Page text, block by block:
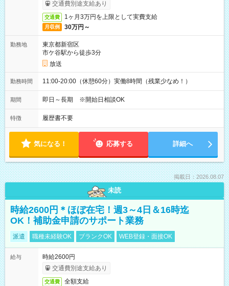
交通費別途支給あり
交通費 1ヶ月3万円を上限として実費支給
月収例 30万円～
勤務地
東京都新宿区
市ケ谷駅から徒歩3分
放送
勤務時間 11:00-20:00（休憩60分）実働8時間（残業少なめ！）
期間 即日～長期 ※開始日相談OK
特徴 履歴書不要
気になる！ 応募する 詳細へ
掲載日：2026.08.07
未読
時給2600円＊ほぼ在宅！週3～4日＆16時迄
OK！補助金申請のサポート業務
派遣 職種未経験OK ブランクOK WEB登録・面接OK
給与
時給2600円
交通費別途支給あり
交通費 全額支給